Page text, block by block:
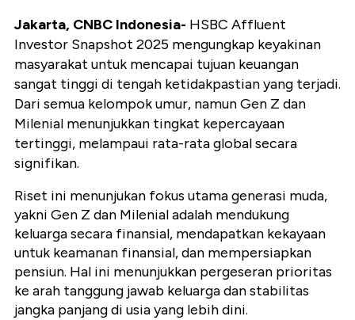
Jakarta, CNBC Indonesia- HSBC Affluent
Investor Snapshot 2025 mengungkap keyakinan
masyarakat untuk mencapai tujuan keuangan
sangat tinggi di tengah ketidakpastian yang terjadi.
Dari semua kelompok umur, namun Gen Z dan
Milenial menunjukkan tingkat kepercayaan
tertinggi, melampaui rata-rata global secara
signifikan.
Riset ini menunjukan fokus utama generasi muda,
yakni Gen Z dan Milenial adalah mendukung
keluarga secara finansial, mendapatkan kekayaan
untuk keamanan finansial, dan mempersiapkan
pensiun. Hal ini menunjukkan pergeseran prioritas
ke arah tanggung jawab keluarga dan stabilitas
jangka panjang di usia yang lebih dini.